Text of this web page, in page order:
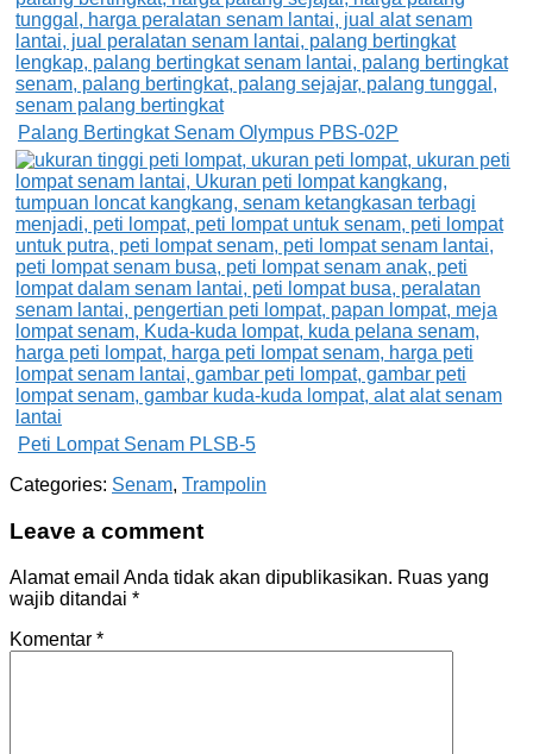
Palang Bertingkat Senam Olympus PBS-02P
Peti Lompat Senam PLSB-5
Categories: Senam, Trampolin
Leave a comment
Alamat email Anda tidak akan dipublikasikan. Ruas yang
wajib ditandai *
Komentar *